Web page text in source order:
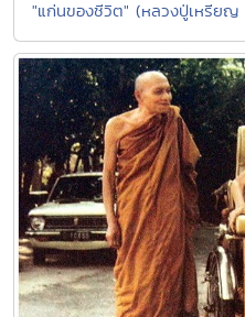
"แก่นของชีวิต" (หลวงปู่เหรียญ